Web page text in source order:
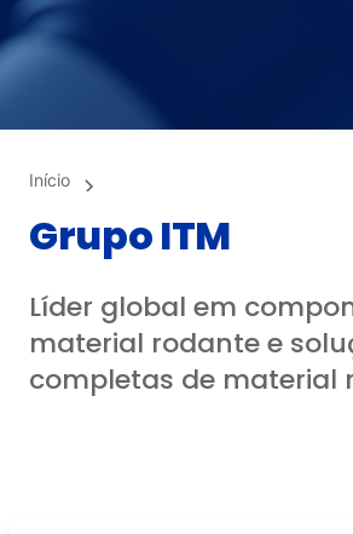
Baixar
Início
Grupo ITM
Líder global em
material rodante e
completas de material